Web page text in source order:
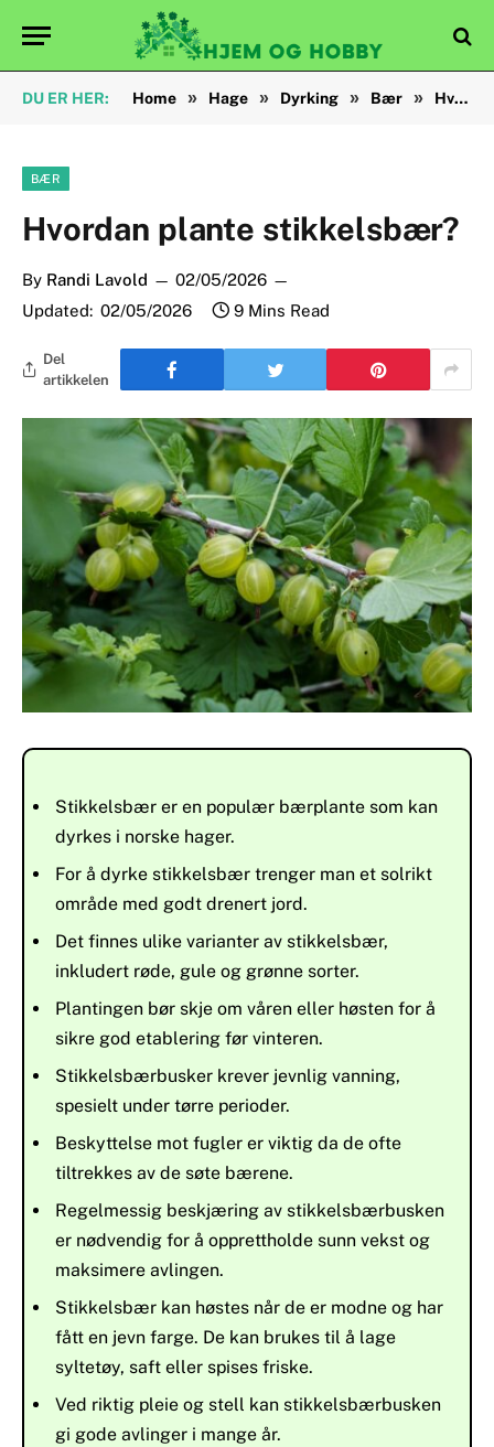
DU ER HER: Home » Hage » Dyrking » Bær » Hvordan plante stikkelsbær?
BÆR
Hvordan plante stikkelsbær?
By Randi Lavold
02/05/2026
Updated: 02/05/2026 9 Mins Read
Del
artikkelen
Stikkelsbær er en populær bærplante som kan
dyrkes i norske hager.
For å dyrke stikkelsbær trenger man et solrikt
område med godt drenert jord.
Det finnes ulike varianter av stikkelsbær,
inkludert røde, gule og grønne sorter.
Plantingen bør skje om våren eller høsten for å
sikre god etablering før vinteren.
Stikkelsbærbusker krever jevnlig vanning,
spesielt under tørre perioder.
Beskyttelse mot fugler er viktig da de ofte
tiltrekkes av de søte bærene.
Regelmessig beskjæring av stikkelsbærbusken
er nødvendig for å opprettholde sunn vekst og
maksimere avlingen.
Stikkelsbær kan høstes når de er modne og har
fått en jevn farge. De kan brukes til å lage
syltetøy, saft eller spises friske.
Ved riktig pleie og stell kan stikkelsbærbusken
gi gode avlinger i mange år.